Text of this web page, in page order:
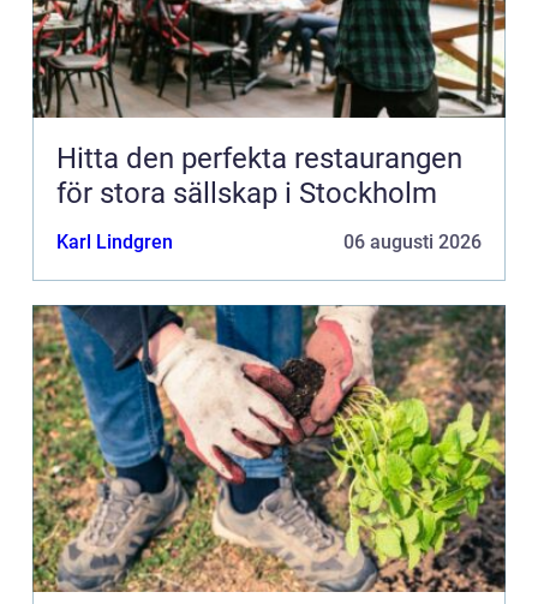
Hitta den perfekta restaurangen
för stora sällskap i Stockholm
Karl Lindgren 06 augusti 2026